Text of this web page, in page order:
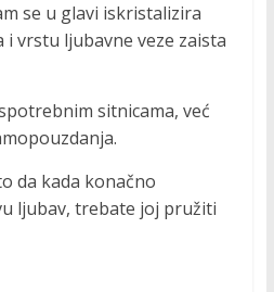
se u glavi iskristalizira
vrstu ljubavne veze zaista
sitnicama, već
da kada konačno
ljubav, trebate joj pružiti